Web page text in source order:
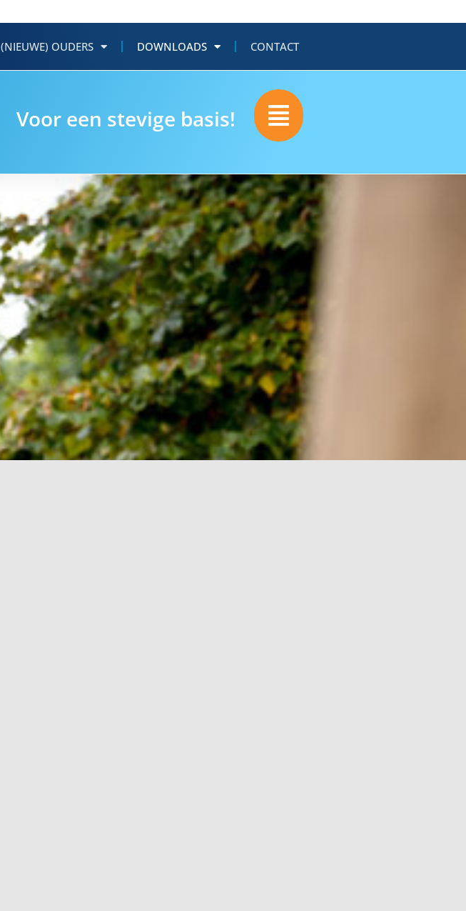
(NIEUWE) OUDERS DOWNLOADS CONTACT
Voor een stevige basis!